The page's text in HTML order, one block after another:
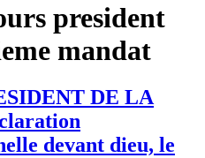
president
mandat
DE LA
devant dieu, le